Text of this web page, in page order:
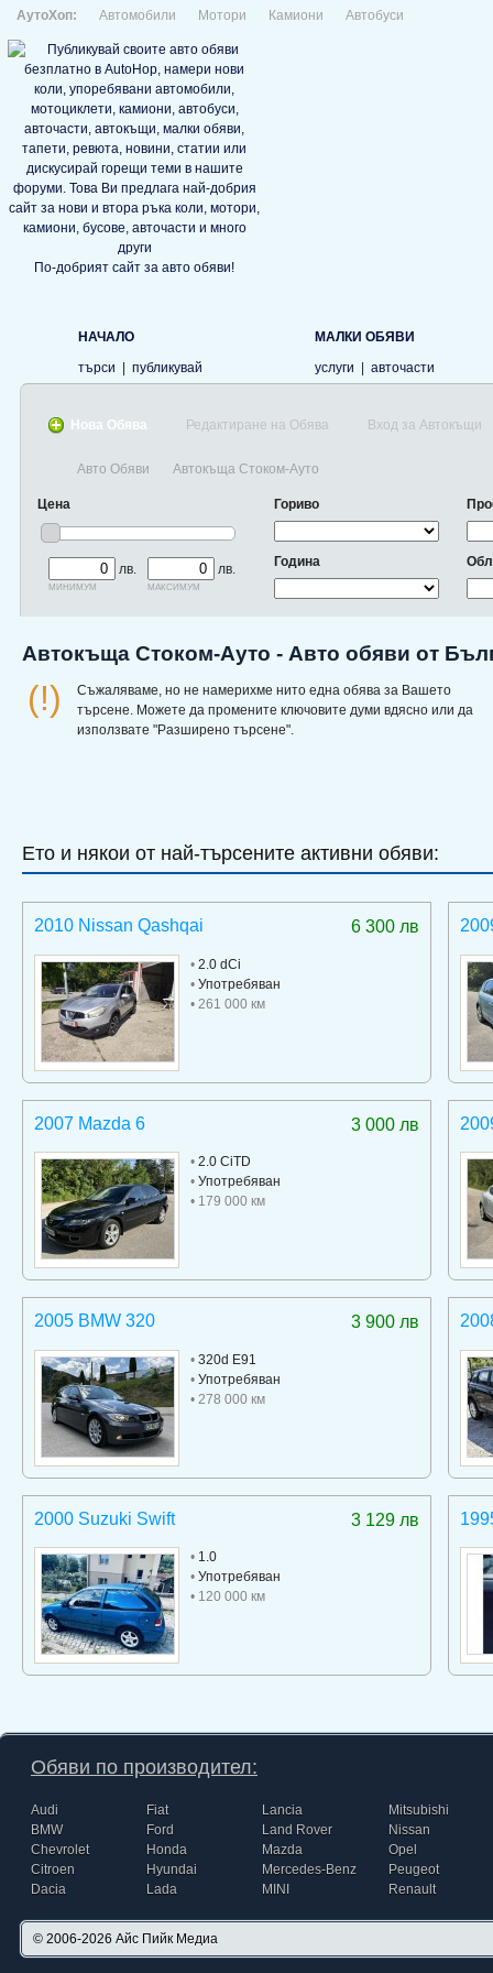
АутоХоп: Автомобили Мотори Камиони Автобуси
По-добрият сайт за авто обяви!
НАЧАЛО
търси
публикувай
МАЛКИ ОБЯВИ
услуги
авточасти
Нова Обява Редактиране на Обява Вход за Автокъщи
Авто Обяви Автокъща Стоком-Ауто
Цена
лв.
минимум
лв.
максимум
Гориво
Година
Автокъща Стоком-Ауто - Авто обяви от
(!)
Съжаляваме, но не намерихме нито една обява за Вашето
търсене. Можете да промените ключовите думи вдясно или да
използвате "Разширено търсене".
Ето и някои от най-търсените активни обяви:
6 300 лв
2010 Nissan Qashqai
• 2.0 dCi
• Употребяван
• 261 000 км
3 000 лв
2007 Mazda 6
• 2.0 CiTD
• Употребяван
• 179 000 км
3 900 лв
2005 BMW 320
• 320d E91
• Употребяван
• 278 000 км
3 129 лв
2000 Suzuki Swift
• 1.0
• Употребяван
• 120 000 км
Обяви по производител:
Audi
BMW
Chevrolet
Citroen
Dacia
Fiat
Ford
Honda
Hyundai
Lada
Lancia
Land Rover
Mazda
Mercedes-Benz
MINI
Mitsubishi
Nissan
Opel
Peugeot
Renault
© 2006-2026 Айс Пийк Медиа